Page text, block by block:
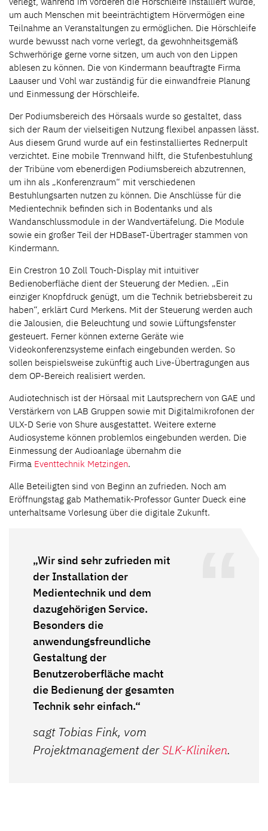
um auch Menschen mit beeinträchtigtem Hörvermögen eine
Teilnahme an Veranstaltungen zu ermöglichen. Die Hörschleife
wurde bewusst nach vorne verlegt, da gewohnheitsgemäß
Schwerhörige gerne vorne sitzen, um auch von den Lippen
ablesen zu können. Die von Kindermann beauftragte Firma
Laauser und Vohl war zuständig für die einwandfreie Planung
und Einmessung der Hörschleife.
Der Podiumsbereich des Hörsaals wurde so gestaltet, dass
sich der Raum der vielseitigen Nutzung flexibel anpassen lässt.
Aus diesem Grund wurde auf ein festinstalliertes Rednerpult
verzichtet. Eine mobile Trennwand hilft, die Stufenbestuhlung
der Tribüne vom ebenerdigen Podiumsbereich abzutrennen,
um ihn als „Konferenzraum“ mit verschiedenen
Bestuhlungsarten nutzen zu können. Die Anschlüsse für die
Medientechnik befinden sich in Bodentanks und als
Wandanschlussmodule in der Wandvertäfelung. Die Module
sowie ein großer Teil der HDBaseT-Übertrager stammen von
Kindermann.
Ein Crestron 10 Zoll Touch-Display mit intuitiver
Bedienoberfläche dient der Steuerung der Medien. „Ein
einziger Knopfdruck genügt, um die Technik betriebsbereit zu
haben“, erklärt Curd Merkens. Mit der Steuerung werden auch
die Jalousien, die Beleuchtung und sowie Lüftungsfenster
gesteuert. Ferner können externe Geräte wie
Videokonferenzsysteme einfach eingebunden werden. So
sollen beispielsweise zukünftig auch Live-Übertragungen aus
dem OP-Bereich realisiert werden.
Audiotechnisch ist der Hörsaal mit Lautsprechern von GAE und
Verstärkern von LAB Gruppen sowie mit Digitalmikrofonen der
ULX-D Serie von Shure ausgestattet. Weitere externe
Audiosysteme können problemlos eingebunden werden. Die
Einmessung der Audioanlage übernahm die
Firma Eventtechnik Metzingen.
Alle Beteiligten sind von Beginn an zufrieden. Noch am
Eröffnungstag gab Mathematik-Professor Gunter Dueck eine
unterhaltsame Vorlesung über die digitale Zukunft.
„Wir sind sehr zufrieden mit
der Installation der
Medientechnik und dem
dazugehörigen Service.
Besonders die
anwendungsfreundliche
Gestaltung der
Benutzeroberfläche macht
die Bedienung der gesamten
Technik sehr einfach.“
sagt Tobias Fink, vom
Projektmanagement derSLK-Kliniken.